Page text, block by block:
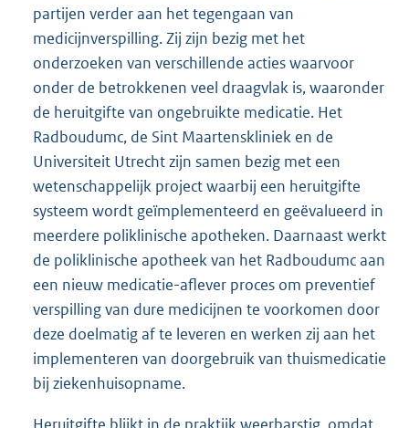
partijen verder aan het tegengaan van
medicijnverspilling. Zij zijn bezig met het
onderzoeken van verschillende acties waarvoor
onder de betrokkenen veel draagvlak is, waaronder
de heruitgifte van ongebruikte medicatie. Het
Radboudumc, de Sint Maartenskliniek en de
Universiteit Utrecht zijn samen bezig met een
wetenschappelijk project waarbij een heruitgifte
systeem wordt geïmplementeerd en geëvalueerd in
meerdere poliklinische apotheken. Daarnaast werkt
de poliklinische apotheek van het Radboudumc aan
een nieuw medicatie-aflever proces om preventief
verspilling van dure medicijnen te voorkomen door
deze doelmatig af te leveren en werken zij aan het
implementeren van doorgebruik van thuismedicatie
bij ziekenhuisopname.